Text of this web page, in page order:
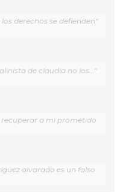
derechos se defienden"
de claudia no los..."
a mi prometido
alvarado es un falso